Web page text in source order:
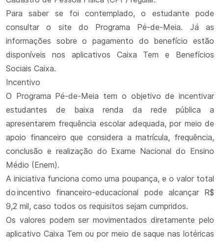
Para saber se foi contemplado, o estudante pode
consultar o site do Programa Pé-de-Meia. Já as
informações sobre o pagamento do benefício estão
disponíveis nos aplicativos Caixa Tem e Benefícios
Sociais Caixa.
Incentivo
O Programa Pé-de-Meia tem o objetivo de incentivar
estudantes de baixa renda da rede pública a
apresentarem frequência escolar adequada, por meio de
apoio financeiro que considera a matrícula, frequência,
conclusão e realização do Exame Nacional do Ensino
Médio (Enem).
A iniciativa funciona como uma poupança, e o valor total
do incentivo financeiro-educacional pode alcançar R$
9,2 mil, caso todos os requisitos sejam cumpridos.
Os valores podem ser movimentados diretamente pelo
aplicativo Caixa Tem ou por meio de saque nas lotéricas